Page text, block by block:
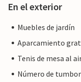
En el exterior
Muebles de jardín
Aparcamiento
Tenis de mesa al
Número de